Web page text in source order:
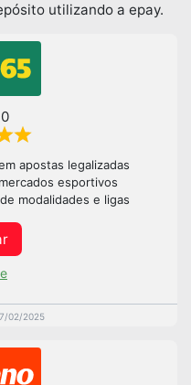
utilizando a epay.
apostas legalizadas
esportivos
modalidades e ligas
02/2025